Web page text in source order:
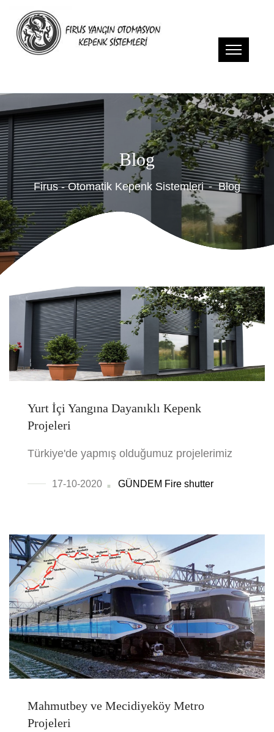
Blog
Firus - Otomatik Kepenk Sistemleri Blog
Yurt İçi Yangına Dayanıklı Kepenk
Projeleri
Türkiye'de yapmış olduğumuz projelerimiz
17-10-2020 GÜNDEM Fire shutter
Mahmutbey ve Mecidiyeköy Metro
Projeleri